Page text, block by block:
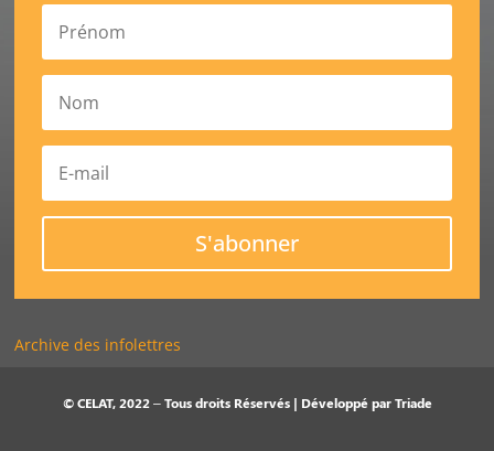
S'abonner
Archive des infolettres
© CELAT, 2022 – Tous droits Réservés | Développé parTriade